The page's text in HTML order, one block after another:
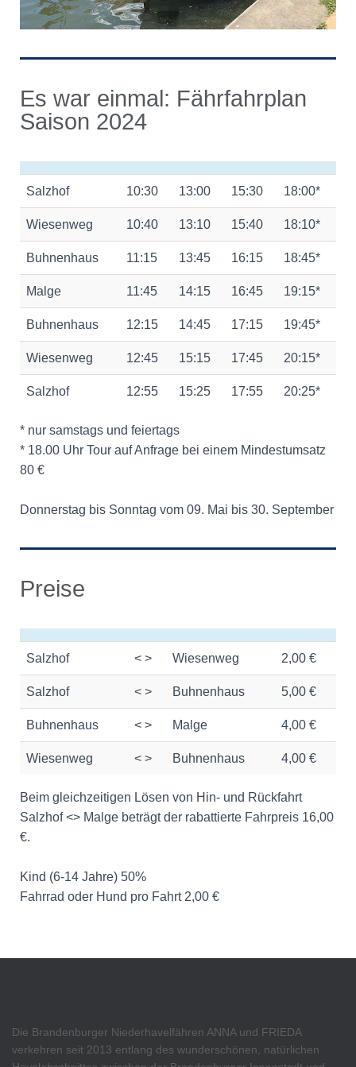
Es war einmal: Fährfahrplan
Saison 2024
Salzhof 10:30 13:00 15:30 18:00*
Wiesenweg 10:40 13:10 15:40 18:10*
Buhnenhaus 11:15 13:45 16:15 18:45*
Malge 11:45 14:15 16:45 19:15*
Buhnenhaus 12:15 14:45 17:15 19:45*
Wiesenweg 12:45 15:15 17:45 20:15*
Salzhof 12:55 15:25 17:55 20:25*
* nur samstags und feiertags
* 18.00 Uhr Tour auf Anfrage bei einem Mindestumsatz
80 €
Donnerstag bis Sonntag vom 09. Mai bis 30. September
Preise
Salzhof < > Wiesenweg 2,00 €
Salzhof < > Buhnenhaus 5,00 €
Buhnenhaus < > Malge 4,00 €
Wiesenweg < > Buhnenhaus 4,00 €
Beim gleichzeitigen Lösen von Hin- und Rückfahrt
Salzhof <> Malge beträgt der rabattierte Fahrpreis 16,00
€.
Kind (6-14 Jahre) 50%
Fahrrad oder Hund pro Fahrt 2,00 €
Die Brandenburger Niederhavelfähren ANNA und FRIEDA
verkehren seit 2013 entlang des wunderschönen, natürlichen